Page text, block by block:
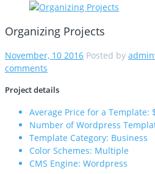
Organizing Projects
November, 10 2016 Posted by
comments
Project details
Average Price for a Template:
Number of Wordpress
Template Category: Business
Color Schemes: Multiple
CMS Engine: Wordpress